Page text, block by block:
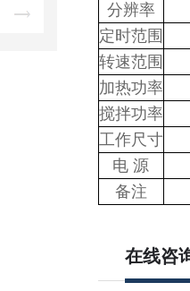
分辨率
定时范围
转速范围
加热功率
搅拌功率
工作尺寸
电 源
备注
在线咨